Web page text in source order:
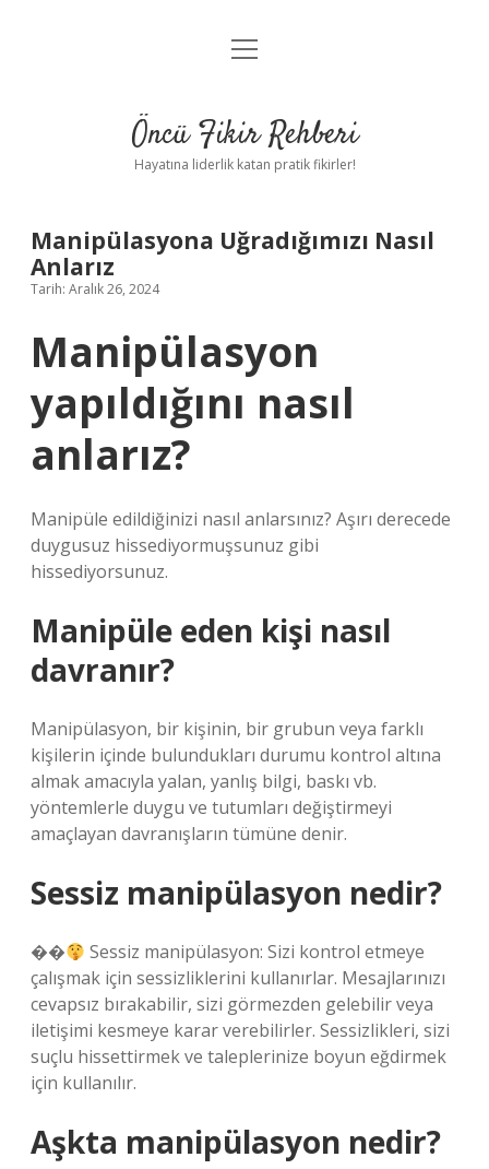
Anasayfa
Yasal Uyarı
menüyü
Öncü Fikir Rehberi
Hayatına liderlik katan pratik fikirler!
Manipülasyona Uğradığımızı Nasıl
Anlarız
Tarih: Aralık 26, 2024
Manipülasyon
yapıldığını nasıl
anlarız?
Manipüle edildiğinizi nasıl anlarsınız? Aşırı derecede
duygusuz hissediyormuşsunuz gibi
hissediyorsunuz.
Manipüle eden kişi nasıl
davranır?
Manipülasyon, bir kişinin, bir grubun veya farklı
kişilerin içinde bulundukları durumu kontrol altına
almak amacıyla yalan, yanlış bilgi, baskı vb.
yöntemlerle duygu ve tutumları değiştirmeyi
amaçlayan davranışların tümüne denir.
Sessiz manipülasyon nedir?
��
Sessiz manipülasyon: Sizi kontrol etmeye
çalışmak için sessizliklerini kullanırlar. Mesajlarınızı
cevapsız bırakabilir, sizi görmezden gelebilir veya
iletişimi kesmeye karar verebilirler. Sessizlikleri, sizi
suçlu hissettirmek ve taleplerinize boyun eğdirmek
için kullanılır.
Aşkta manipülasyon nedir?